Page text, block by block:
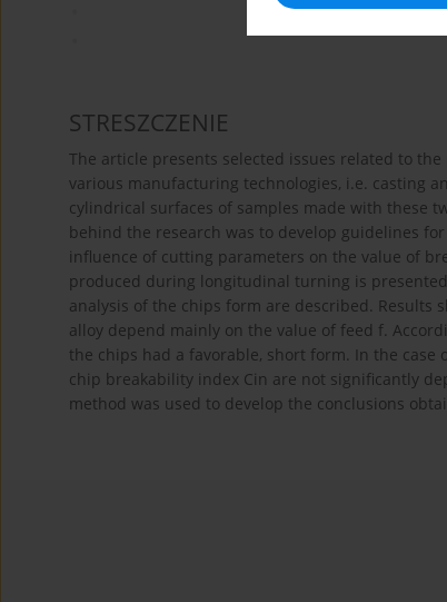
STRESZCZENIE
The article presents selected issues related to
various manufacturing technologies, i.e. casting
cylindrical surfaces of samples made with these
behind the research was to develop guidelines
influence of cutting parameters on the value of
produced during longitudinal turning is
analysis of the chips form are described. Results
alloy depend mainly on the value of feed f.
the chips had a favorable, short form. In the
chip breakability index Cin are not significantly
method was used to develop the conclusions